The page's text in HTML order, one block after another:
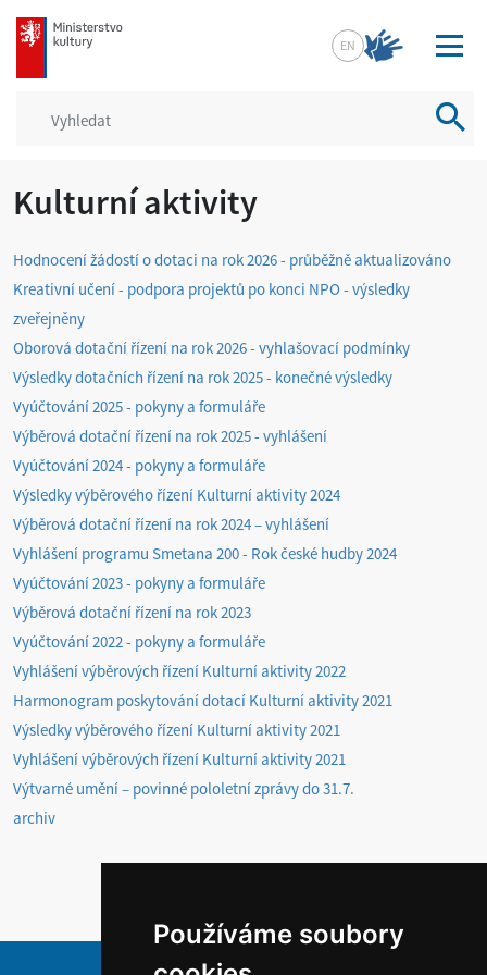
Používáme soubory
mkcr.cz
EN
Kulturní aktivity
Hodnocení žádostí o dotaci na rok 2026 - průběžně aktualizováno
Kreativní učení - podpora projektů po konci NPO - výsledky
zveřejněny
Oborová dotační řízení na rok 2026 - vyhlašovací podmínky
Výsledky dotačních řízení na rok 2025 - konečné výsledky
Vyúčtování 2025 - pokyny a formuláře
Výběrová dotační řízení na rok 2025 - vyhlášení
Vyúčtování 2024 - pokyny a formuláře
Výsledky výběrového řízení Kulturní aktivity 2024
Výběrová dotační řízení na rok 2024 – vyhlášení
Vyhlášení programu Smetana 200 - Rok české hudby 2024
Vyúčtování 2023 - pokyny a formuláře
Výběrová dotační řízení na rok 2023
Vyúčtování 2022 - pokyny a formuláře
Vyhlášení výběrových řízení Kulturní aktivity 2022
Harmonogram poskytování dotací Kulturní aktivity 2021
Výsledky výběrového řízení Kulturní aktivity 2021
Vyhlášení výběrových řízení Kulturní aktivity 2021
Výtvarné umění – povinné pololetní zprávy do 31.7.
archiv